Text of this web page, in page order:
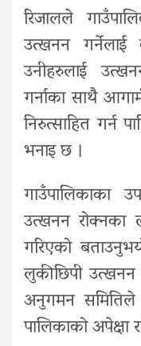
रिजालले
उत्खनन गर्नेलाई
उनीहरुलाई
गर्नाका साथै
निरुत्साहित गर्न
भनाइ छ ।
गाउँपालिकाका
उत्खनन रोक्नका
गरिएको
लुकीछिपी उत्खनन
अनुगमन
पालिकाको